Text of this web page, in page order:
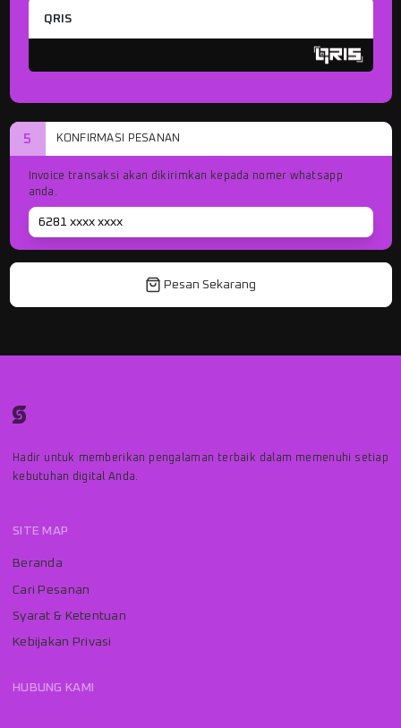
QRIS
5 KONFIRMASI PESANAN
Invoice transaksi akan dikirimkan kepada nomer whatsapp
anda.
Pesan Sekarang
Hadir untuk memberikan pengalaman terbaik dalam memenuhi setiap
kebutuhan digital Anda.
SITE MAP
Beranda
Cari Pesanan
Syarat & Ketentuan
Kebijakan Privasi
HUBUNG KAMI